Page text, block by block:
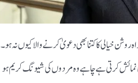
خیالی کا کتنا بھی دعویٰ کرنے والا کیوں نہ ہو ۔
کرتی ہے چاہے وہ مردوں کی شیونگ کریم ہو